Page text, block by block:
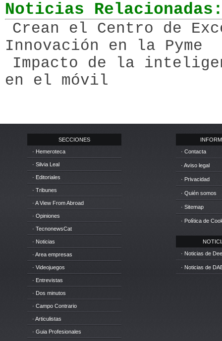
Noticias
Crean el Centro de
Innovación en la Pyme
Impacto de la
en el móvil
SECCIONES
· Hemeroteca
· Silvia Leal
· Editoriales
· Tribunes
· A View From Abroad
· Opiniones
· TecnonewsCat
· Noticias
· Area empresas
· Videojuegos
· Entrevistas
· Dos minutos
· Campo Contrario
· Articulistas
· Guia Profesionales
· Contacta
· Aviso legal
· Privacidad
· Quién somos
· Sitemap
· Política de
· Noticias de
· Noticias de